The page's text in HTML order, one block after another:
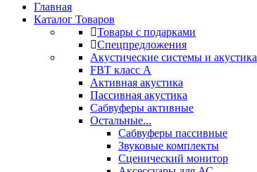
Главная
Каталог Товаров
Товары с подарками
Спецпредложения
Акустические системы и акустика
FBT класс А
Активная акустика
Пассивная акустика
Сабвуферы активные
Остальные...
Сабвуферы пассивные
Звуковые комплекты
Сценический монитор